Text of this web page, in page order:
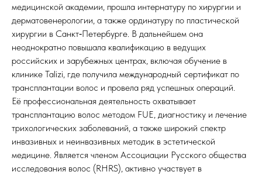
медицинской академии, прошла интернатуру по хирургии и
дерматовенерологии, а также ординатуру по пластической
хирургии в Санкт‑Петербурге. В дальнейшем она
неоднократно повышала квалификацию в ведущих
российских и зарубежных центрах, включая обучение в
клинике Talizi, где получила международный сертификат по
трансплантации волос и провела ряд успешных операций.
Её профессиональная деятельность охватывает
трансплантацию волос методом FUE, диагностику и лечение
трихологических заболеваний, а также широкий спектр
инвазивных и неинвазивных методик в эстетической
медицине. Является членом Ассоциации Русского общества
исследования волос (RHRS), активно участвует в